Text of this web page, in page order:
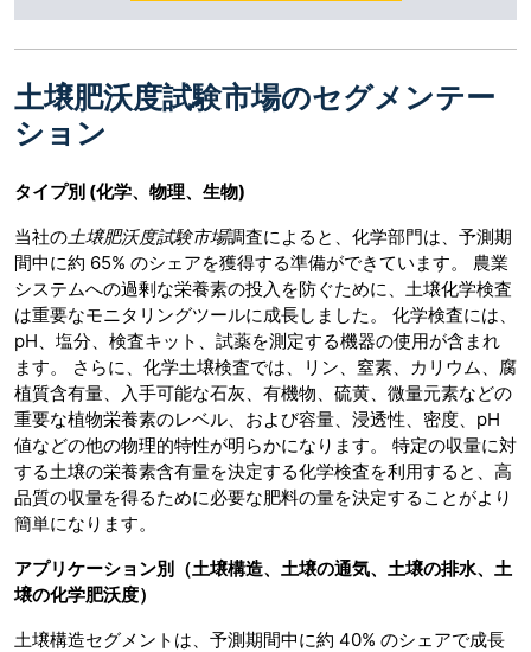
土壌肥沃度試験市場のセグメンテー
ション
タイプ別 (化学、物理、生物)
当社の土壌肥沃度試験市場調査によると、化学部門は、予測期
間中に約 65% のシェアを獲得する準備ができています。 農業
システムへの過剰な栄養素の投入を防ぐために、土壌化学検査
は重要なモニタリングツールに成長しました。 化学検査には、
pH、塩分、検査キット、試薬を測定する機器の使用が含まれ
ます。 さらに、化学土壌検査では、リン、窒素、カリウム、腐
植質含有量、入手可能な石灰、有機物、硫黄、微量元素などの
重要な植物栄養素のレベル、および容量、浸透性、密度、pH
値などの他の物理的特性が明らかになります。 特定の収量に対
する土壌の栄養素含有量を決定する化学検査を利用すると、高
品質の収量を得るために必要な肥料の量を決定することがより
簡単になります。
アプリケーション別（土壌構造、土壌の通気、土壌の排水、土
壌の化学肥沃度）
土壌構造セグメントは、予測期間中に約 40% のシェアで成長